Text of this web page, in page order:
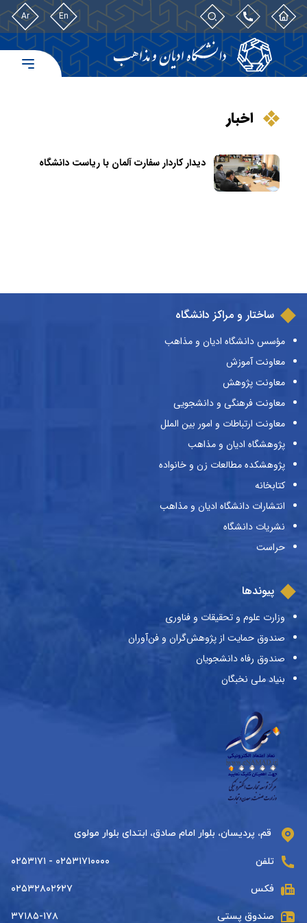
En
Ar
اخبار
دیدار کاردار سفارت آلمان با ریاست دانشگاه
ساختار و مراکز دانشگاه
مؤسس دانشگاه ادیان و مذاهب
معاونت آموزش
معاونت پژوهش
معاونت فرهنگی و دانشجویی
معاونت ارتباطات و امور بین الملل
پژوهشگاه ادیان و مذاهب
پژوهشکده مطالعات زن و خانواده
کتابخانه
انتشارات دانشگاه ادیان و مذاهب
نشریات دانشگاه
حراست
پیوندها
وزارت علوم و تحقیقات و فناوری
صندوق حمایت از پژوهش‌گران و فن‌آوران
صندوق رفاه دانشجویان
بنیاد ملی نخبگان
قم، پردیسان، بلوار امام صادق، ابتدای بلوار مولوی
تلفن ۰۲۵۳۱۷۱۰۰۰۰ - ۰۲۵۳۱۷۱
فکس ۰۲۵۳۲۸۰۲۶۲۷
صندوق پستی ۳۷۱۸۵-۱۷۸